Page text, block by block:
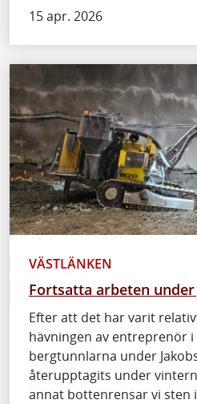
15 apr. 2026
VÄSTLÄNKEN
Fortsatta arbeten under
Efter att det har varit
hävningen av entreprenör
bergtunnlarna under
återupptagits under
annat bottenrensar vi sten